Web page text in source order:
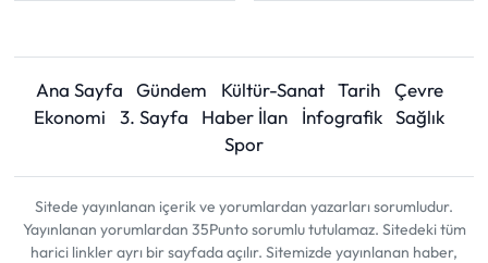
Ana Sayfa Gündem Kültür-Sanat Tarih
Çevre
Ekonomi
3. Sayfa Haber İlan İnfografik Sağlık
Spor
Sitede yayınlanan içerik ve yorumlardan yazarları sorumludur.
Yayınlanan yorumlardan 35Punto sorumlu tutulamaz. Sitedeki tüm
harici linkler ayrı bir sayfada açılır. Sitemizde yayınlanan haber,